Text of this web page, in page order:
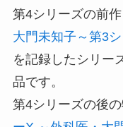
第4シリーズの前
大門未知子～第3シ
を記録したシリー
品です。
第4シリーズの後